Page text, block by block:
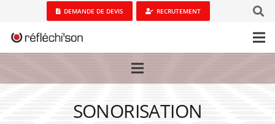
DEMANDE DE DEVIS RECRUTEMENT
SONORISATION